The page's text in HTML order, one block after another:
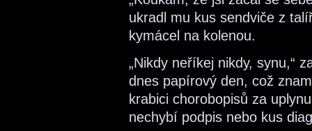
ukradl mu kus sendviče z
kymácel na kolenou.
„Nikdy neříkej nikdy, synu,“
dnes papírový den, což
krabici chorobopisů za
nechybí podpis nebo kus